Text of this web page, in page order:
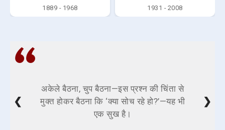
1889 - 1968
1931 - 2008
अकेले बैठना, चुप बैठना—इस प्रश्न की चिंता से
मुक्त होकर बैठना कि ‘क्या सोच रहे हो?’—यह भी
एक सुख है।
❮ ❯